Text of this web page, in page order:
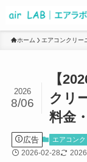
ホーム エアコンクリー
【
クリ
料金
2026
8/06
広告 エアコン
2026-02-28